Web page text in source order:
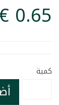
كمية